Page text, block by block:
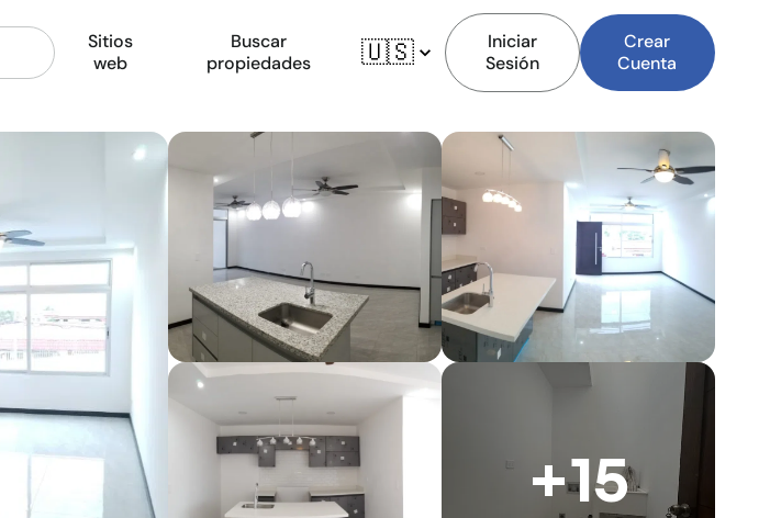
Sitios
web
Buscar
propiedades
🇺🇸
Iniciar
Sesión
Crear
Cuenta
+15